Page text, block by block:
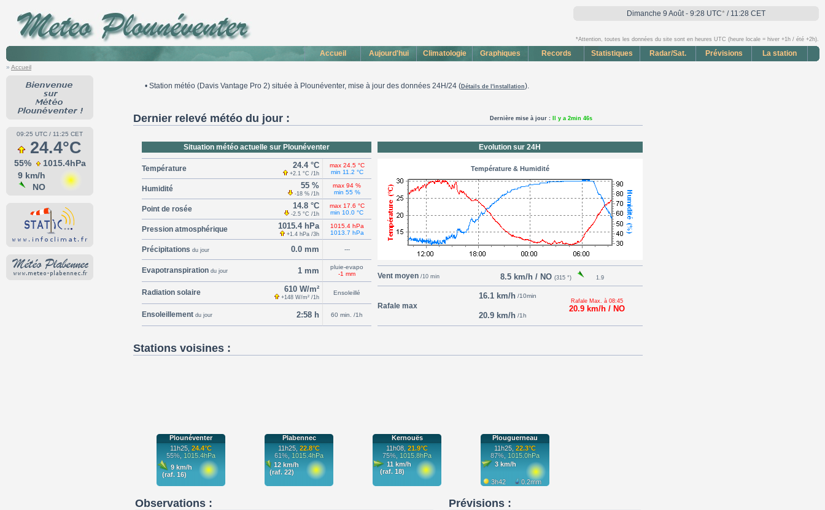
Dimanche 9 Août - 9:28 UTC* / 11:28 CET
*Attention, toutes les données du site sont en heures UTC (heure locale = hiver +1h / été +2h).
Accueil Aujourd'hui Climatologie Graphiques Records Statistiques Radar/Sat. Prévisions La station
» Accueil
09:25 UTC / 11:25 CET
24.4°C
55%
1015.4hPa
9 km/h
NO
• Station météo (Davis Vantage Pro 2) située à Plounéventer, mise à jour des données 24H/24 ( Détails de l'installation).
Dernier relevé météo du jour : Dernière mise à jour :Il y a 2min 46s
Situation météo actuelle sur Plounéventer Evolution sur 24H
Température 24.4 °C
+2.1 °C /1h
max 24.5 °C
min 11.2 °C
Température & Humidité
Humidité 55 %
-18 % /1h
max 94 %
min 55 %
Point de rosée 14.8 °C
-2.5 °C /1h
max 17.6 °C
min 10.0 °C
Pression atmosphérique 1015.4 hPa
+1.4 hPa /3h
1015.4 hPa
1013.7 hPa
Précipitations du jour 0.0 mm ---
Evapotranspirationdu jour 1 mm
pluie-evapo
-1 mm
Vent moyen/10 min 8.5 km/h / NO (315 °) 1.9
Rafale max
16.1 km/h/10min
Rafale Max. à 08:45
20.9 km/h / NO
20.9 km/h/1h
Radiation solaire 610 W/m²
+148 W/m² /1h
Ensoleillé
Ensoleillementdu jour 2:58 h 60 min. /1h
Stations voisines :
Observations : Prévisions :